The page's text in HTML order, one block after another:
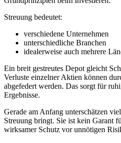
Streuung bedeutet:
verschiedene Unternehmen
unterschiedliche Branchen
idealerweise auch mehrere
Ein breit gestreutes Depot gleicht
Verluste einzelner Aktien können
abgefedert werden. Das sorgt für
Ergebnisse.
Gerade am Anfang unterschätzen
Streuung bringt. Sie ist kein Garant
wirksamer Schutz vor unnötigen